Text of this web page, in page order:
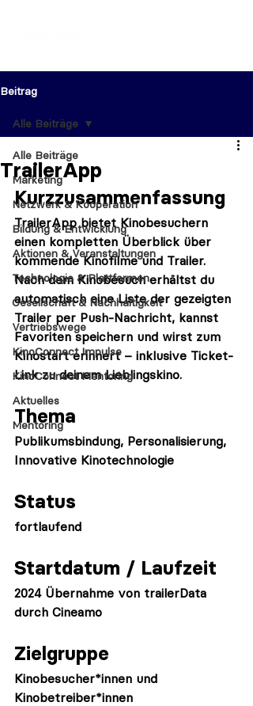
Beitrag
Alle Beiträge
Marketing
Netzwerk & Kooperation
Bildung & Entwicklung
Aktionen & Veranstaltungen
Technologie & Plattformen
Gesellschaft & Nachhaltigkeit
Vertriebswege
KinoConnect Impulse
KinoConnect Mentoring
Aktuelles
Mentoring
Alle Beiträge
TrailerApp
Kurzzusammenfassung
TrailerApp bietet Kinobesuchern
einen kompletten Überblick über
kommende Kinofilme und Trailer.
Nach dem Kinobesuch erhältst du
automatisch eine Liste der gezeigten
Trailer per Push-Nachricht, kannst
Favoriten speichern und wirst zum
Kinostart erinnert – inklusive Ticket-
Link zu deinem Lieblingskino.
Thema
Publikumsbindung, Personalisierung,
Innovative Kinotechnologie
Status
fortlaufend
Startdatum / Laufzeit
2024 Übernahme von trailerData
durch Cineamo
Zielgruppe
Kinobesucher*innen und
Kinobetreiber*innen